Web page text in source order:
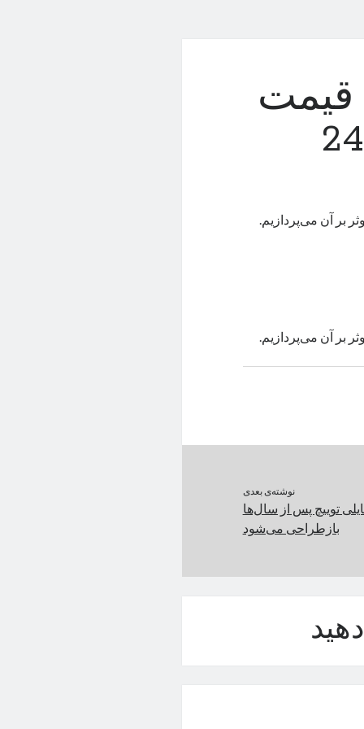
قیمت
بر آن می‌پردازیم.
بر آن می‌پردازیم.
نوشته‌ی بعدی
توییچ پس از سال‌ها
بازطراحی می‌شود